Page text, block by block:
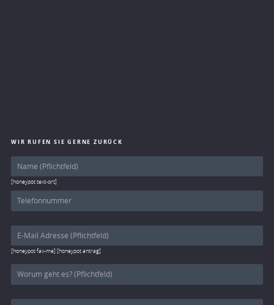
WIR RUFEN SIE GERNE ZURÜCK
[honeypot text-ort]
[honeypot fax-me] [honeypot antrag]